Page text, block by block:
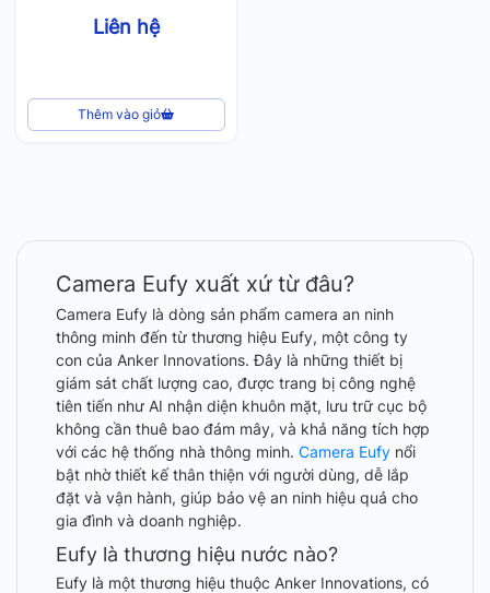
Liên hệ
Thêm vào giỏ
Camera Eufy xuất xứ từ đâu?
Camera Eufy là dòng sản phẩm camera an ninh
thông minh đến từ thương hiệu Eufy, một công ty
con của Anker Innovations. Đây là những thiết bị
giám sát chất lượng cao, được trang bị công nghệ
tiên tiến như AI nhận diện khuôn mặt, lưu trữ cục bộ
không cần thuê bao đám mây, và khả năng tích hợp
với các hệ thống nhà thông minh. Camera Eufy nổi
bật nhờ thiết kế thân thiện với người dùng, dễ lắp
đặt và vận hành, giúp bảo vệ an ninh hiệu quả cho
gia đình và doanh nghiệp.
Eufy là thương hiệu nước nào?
Eufy là một thương hiệu thuộc Anker Innovations, có